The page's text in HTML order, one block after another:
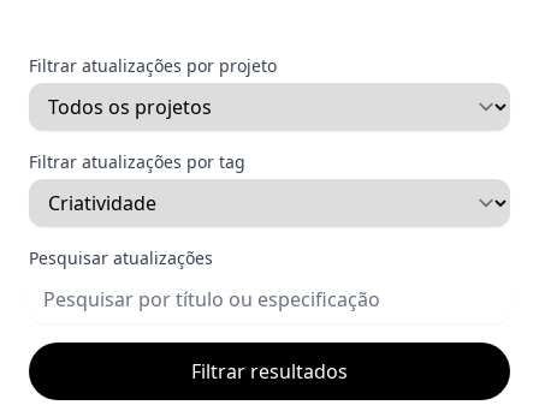
Filtrar atualizações por projeto
Filtrar atualizações por tag
Pesquisar atualizações
Filtrar resultados